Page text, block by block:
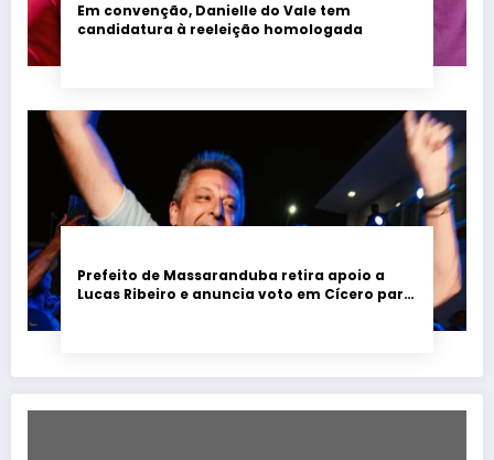
Em convenção, Danielle do Vale tem
candidatura à reeleição homologada
Prefeito de Massaranduba retira apoio a
Lucas Ribeiro e anuncia voto em Cícero para